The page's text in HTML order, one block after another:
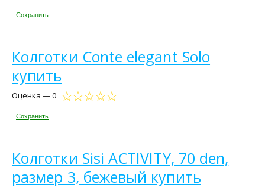
Сохранить
Колготки Conte elegant Solo
купить
Оценка — 0
Сохранить
Колготки Sisi ACTIVITY, 70 den,
размер 3, бежевый купить